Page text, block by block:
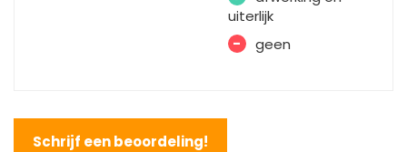
uiterlijk
- geen
Schrijf een beoordeling!